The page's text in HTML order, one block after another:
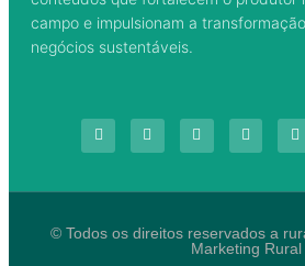
campo e impulsionam a
negócios sustentáveis.
© Todos os direitos reservados a
Marketing Rural